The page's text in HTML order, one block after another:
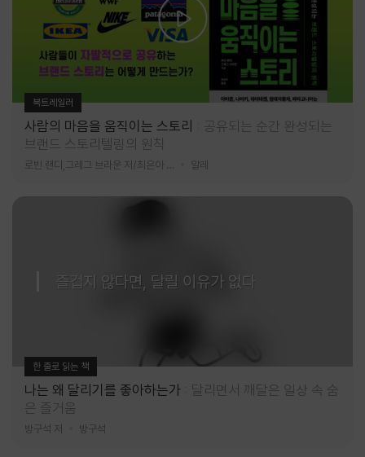
북트레일러
사람의 마음을 움직이는 스토리
공유되는 순간 완성되는
브랜드 스토리텔링의 원칙
알레
즐겁지 않다면, 달릴 이유가 없다
한 줄로 읽는 책
나는 왜 달리기를 좋아하는가
달리면서 깨달은 일상 속 숨
은 즐거움
방구석 저 방구석